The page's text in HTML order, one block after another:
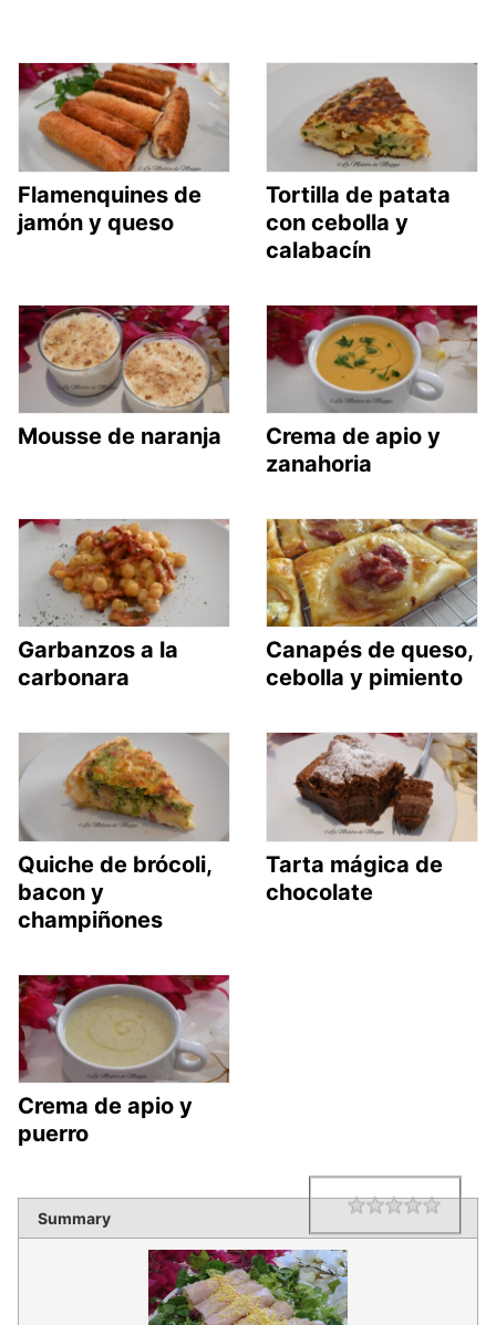
Flamenquines de
jamón y queso
Tortilla de patata
con cebolla y
calabacín
Mousse de naranja
Crema de apio y
zanahoria
Garbanzos a la
carbonara
Canapés de queso,
cebolla y pimiento
Quiche de brócoli,
bacon y
champiñones
Tarta mágica de
chocolate
Crema de apio y
puerro
Summary Rating